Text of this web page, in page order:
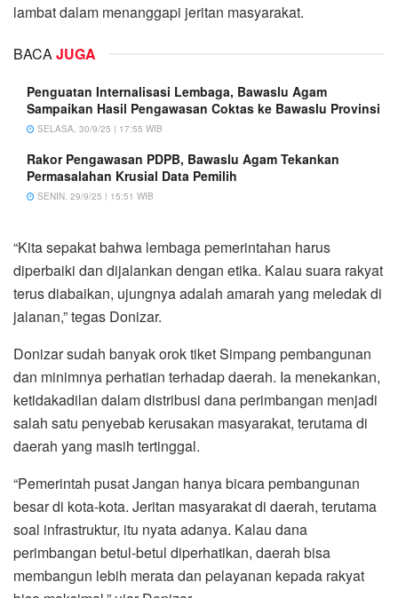
lambat dalam menanggapi jeritan masyarakat.
BACAJUGA
Penguatan Internalisasi Lembaga, Bawaslu Agam
Sampaikan Hasil Pengawasan Coktas ke Bawaslu Provinsi
SELASA, 30/9/25 | 17:55 WIB
Rakor Pengawasan PDPB, Bawaslu Agam Tekankan
Permasalahan Krusial Data Pemilih
SENIN, 29/9/25 | 15:51 WIB
“Kita sepakat bahwa lembaga pemerintahan harus
diperbaiki dan dijalankan dengan etika. Kalau suara rakyat
terus diabaikan, ujungnya adalah amarah yang meledak di
jalanan,” tegas Donizar.
Donizar sudah banyak orok tiket Simpang pembangunan
dan minimnya perhatian terhadap daerah. Ia menekankan,
ketidakadilan dalam distribusi dana perimbangan menjadi
salah satu penyebab kerusakan masyarakat, terutama di
daerah yang masih tertinggal.
“Pemerintah pusat Jangan hanya bicara pembangunan
besar di kota-kota. Jeritan masyarakat di daerah, terutama
soal infrastruktur, itu nyata adanya. Kalau dana
perimbangan betul-betul diperhatikan, daerah bisa
membangun lebih merata dan pelayanan kepada rakyat